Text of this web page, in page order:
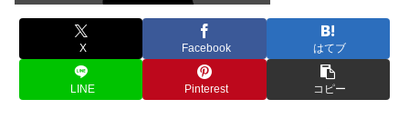
X Facebook はてブ
LINE Pinterest コピー